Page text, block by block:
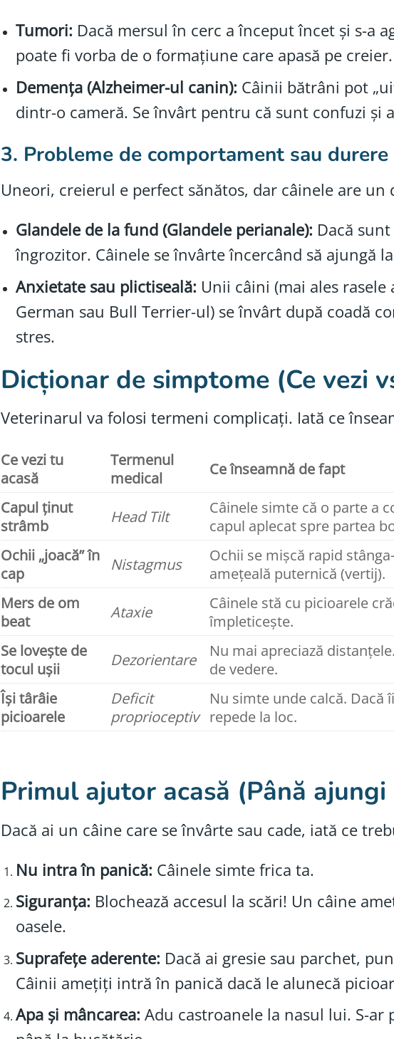
Tumori: Dacă mersul în cerc a început încet și s-a
poate fi vorba de o formațiune care apasă pe creier.
Demența (Alzheimer-ul canin): Câinii bătrâni pot
dintr-o cameră. Se învârt pentru că sunt confuzi și
3. Probleme de comportament sau durere
Uneori, creierul e perfect sănătos, dar câinele are un
Glandele de la fund (Glandele perianale): Dacă
îngrozitor. Câinele se învârte încercând să ajungă
Anxietate sau plictiseală: Unii câini (mai ales
German sau Bull Terrier-ul) se învârt după coadă
stres.
Dicționar de simptome (Ce vezi
Veterinarul va folosi termeni complicați. Iată ce
Ce vezi tu
acasă
Termenul
medical
Ce înseamnă de fapt
Capul ținut
strâmb
Head Tilt
Câinele simte că o parte a
capul aplecat spre partea
Ochii „joacă” în
cap
Nistagmus
Ochii se mișcă rapid
amețeală puternică (vertij).
Mers de om
beat
Ataxie
Câinele stă cu picioarele
împleticește.
Se lovește de
tocul ușii
Dezorientare
Nu mai apreciază
de vedere.
Își târâie
picioarele
Deficit
proprioceptiv
Nu simte unde calcă. Dacă
repede la loc.
Primul ajutor acasă (Până ajungi
Dacă ai un câine care se învârte sau cade, iată ce
Nu intra în panică: Câinele simte frica ta.
Siguranța: Blochează accesul la scări! Un câine
oasele.
Suprafețe aderente: Dacă ai gresie sau parchet,
Câinii amețiți intră în panică dacă le alunecă
Apa și mâncarea: Adu castroanele la nasul lui. S-ar